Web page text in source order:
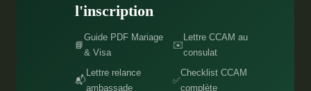
l'inscription
📘
Guide PDF Mariage
& Visa
✉️
Lettre CCAM au
consulat
📬
Lettre relance
ambassade
✅
Checklist CCAM
complète
💬 Groupe Facebook